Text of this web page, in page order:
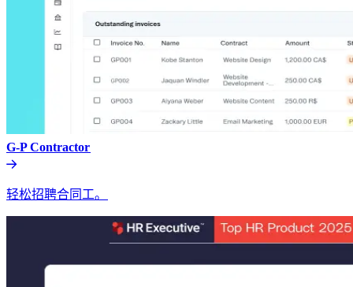
G-P Contractor​​
轻松招聘合同工。​​